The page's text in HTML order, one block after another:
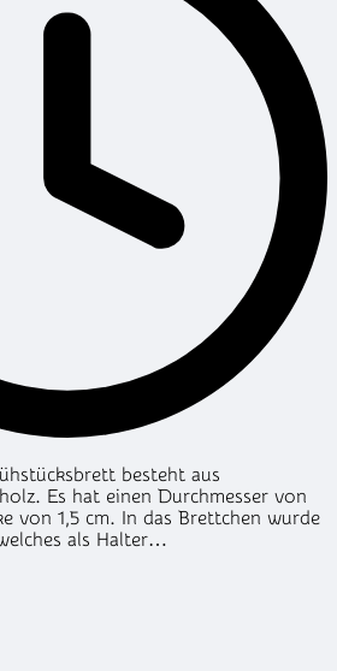
besteht aus
Es hat einen Durchmesser von
von 1,5 cm. In das Brettchen wurde
als Halter…